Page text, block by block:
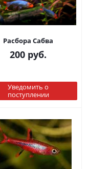
Расбора Сабва
200 руб.
Уведомить о
поступлении